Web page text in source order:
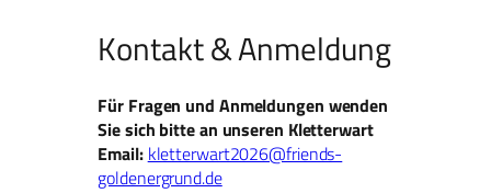
Kontakt & Anmeldung
Für Fragen und Anmeldungen wenden
Sie sich bitte an unseren Kletterwart
Email: kletterwart2026@friends-
goldenergrund.de